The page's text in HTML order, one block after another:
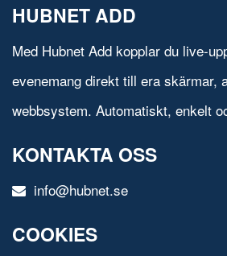
HUBNET ADD
Med Hubnet Add kopplar du live-
evenemang direkt till era skärmar,
webbsystem. Automatiskt, enkelt
KONTAKTA OSS
info@hubnet.se
COOKIES